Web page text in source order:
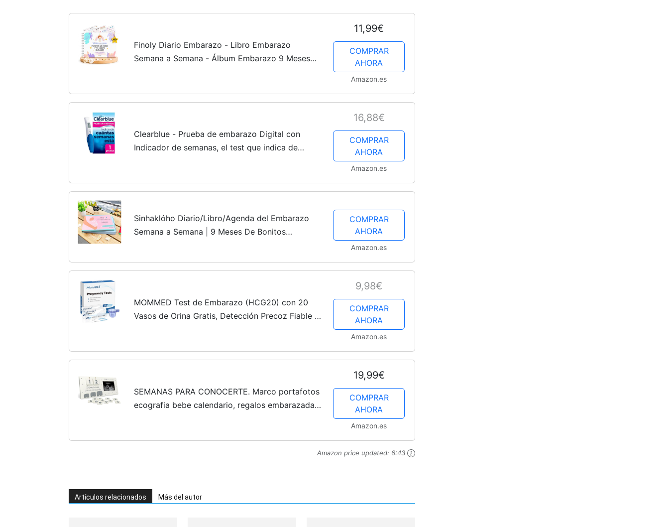
Finoly Diario Embarazo - Libro Embarazo
Semana a Semana - Álbum Embarazo 9 Meses
11,99€
COMPRAR
AHORA
Amazon.es
Clearblue - Prueba de embarazo Digital con
Indicador de semanas, el test que indica de
16,88€
COMPRAR
AHORA
Amazon.es
Sinhaklóho Diario/Libro/Agenda del Embarazo
Semana a Semana | 9 Meses De Bonitos
COMPRAR
AHORA
Amazon.es
MOMMED Test de Embarazo (HCG20) con 20
Vasos de Orina Gratis, Detección Precoz Fiable y
9,98€
COMPRAR
AHORA
Amazon.es
SEMANAS PARA CONOCERTE. Marco portafotos
ecografia bebe calendario, regalos embarazadas
19,99€
COMPRAR
AHORA
Amazon.es
Amazon price updated: 6:43
Artículos relacionados Más del autor